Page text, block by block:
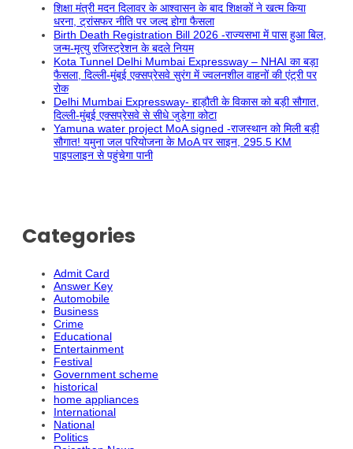
शिक्षा मंत्री मदन दिलावर के आश्वासन के बाद शिक्षकों ने खत्म किया
धरना, ट्रांसफर नीति पर जल्द होगा फैसला
Birth Death Registration Bill 2026 -राज्यसभा में पास हुआ बिल,
जन्म-मृत्यु रजिस्ट्रेशन के बदले नियम
Kota Tunnel Delhi Mumbai Expressway – NHAI का बड़ा
फैसला, दिल्ली-मुंबई एक्सप्रेसवे सुरंग में ज्वलनशील वाहनों की एंट्री पर
रोक
Delhi Mumbai Expressway- हाड़ौती के विकास को बड़ी सौगात,
दिल्ली-मुंबई एक्सप्रेसवे से सीधे जुड़ेगा कोटा
Yamuna water project MoA signed -राजस्थान को मिली बड़ी
सौगात! यमुना जल परियोजना के MoA पर साइन, 295.5 KM
पाइपलाइन से पहुंचेगा पानी
Categories
Admit Card
Answer Key
Automobile
Business
Crime
Educational
Entertainment
Festival
Government scheme
historical
home appliances
International
National
Politics